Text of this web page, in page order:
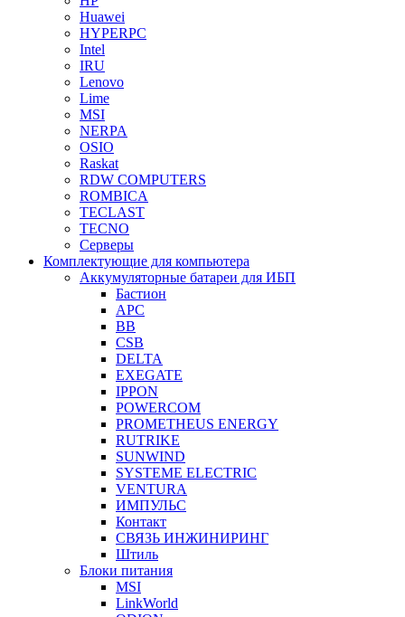
Huawei
HYPERPC
Intel
IRU
Lenovo
Lime
MSI
NERPA
OSIO
Raskat
RDW COMPUTERS
ROMBICA
TECLAST
TECNO
Серверы
Комплектующие для компьютера
Аккумуляторные батареи для ИБП
Бастион
APC
BB
CSB
DELTA
EXEGATE
IPPON
POWERCOM
PROMETHEUS ENERGY
RUTRIKE
SUNWIND
SYSTEME ELECTRIC
VENTURA
ИМПУЛЬС
Контакт
СВЯЗЬ ИНЖИНИРИНГ
Штиль
Блоки питания
MSI
LinkWorld